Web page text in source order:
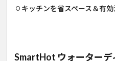
キッチンを省スペース＆有
SmartHot ウォーターデ